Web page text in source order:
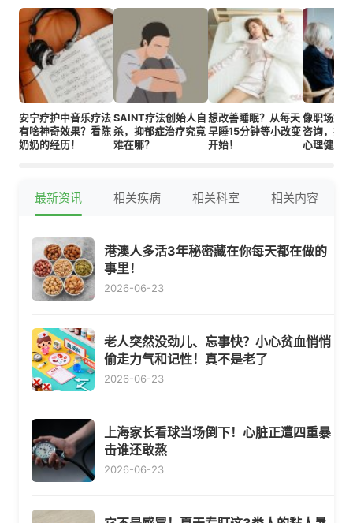
安宁疗护中音乐疗法
有啥神奇效果？看陈
奶奶的经历！
SAINT疗法创始人自
杀，抑郁症治疗究竟
难在哪？
想改善睡眠？从每天
早睡15分钟等小改变
开始！
像职场妈
咨询，打
心理健康！
最新资讯 相关疾病 相关科室 相关内容
港澳人多活3年秘密藏在你每天都在做的
事里！
2026-06-23
老人突然没劲儿、忘事快？小心贫血悄悄
偷走力气和记性！真不是老了
2026-06-23
上海家长看球当场倒下！心脏正遭四重暴
击谁还敢熬
2026-06-23